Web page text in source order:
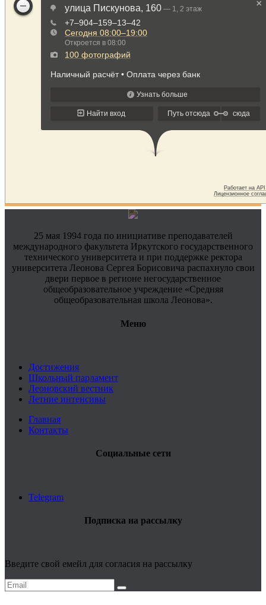
25 мая 1994 года по инициативе преподавателей
международного факультета Иркутского государственного
технического университета и при поддержке ректора
университета Леонова Сергея Борисовича распахнуло свои
двери первое в регионе негосударственное
общеобразовательное учреждение «Средняя
общеобразовательная школа Леонова».
Меню
Достижения
Школьный парламент
Леоновский вестник
Летние интенсивы
Главная
Контакты
Социальные сети
Telegram
Подписка на рассылку
Введите свой емейл для согласия на рассылку